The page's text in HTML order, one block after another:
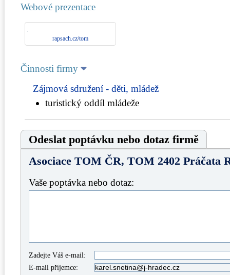
Webové prezentace
rapsach.cz/tom
Činnosti firmy
Zájmová sdružení - děti, mládež
turistický oddíl mládeže
Odeslat poptávku nebo dotaz firmě
Asociace TOM ČR, TOM 2402 Práčata
Vaše poptávka nebo dotaz:
Zadejte Váš e-mail:
E-mail příjemce: